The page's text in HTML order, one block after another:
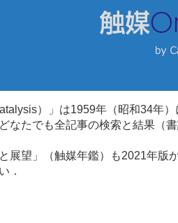
）」は1959年（昭和34年
なたでも全記事の検索と結果（
展望」（触媒年鑑）も2021年
．